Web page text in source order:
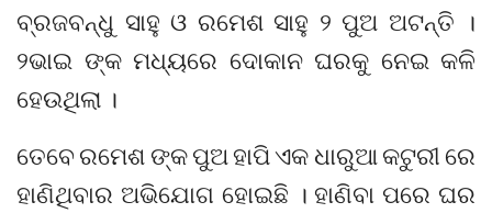
ବ୍ରଜବନ୍ଧୁ ସାହୁ ଓ ରମେଶ ସାହୁ ୨ ପୁଅ ଅଟନ୍ତି ।
୨ଭାଇ ଙ୍କ ମଧ୍ୟରେ ଦୋକାନ ଘରକୁ ନେଇ କଳି
ହେଉଥିଲା ।
ତେବେ ରମେଶ ଙ୍କ ପୁଅ ହାପି ଏକ ଧାରୁଆ କଟୁରୀ ରେ
ହାଣିଥିବାର ଅଭିଯୋଗ ହୋଇଛି । ହାଣିବା ପରେ ଘର